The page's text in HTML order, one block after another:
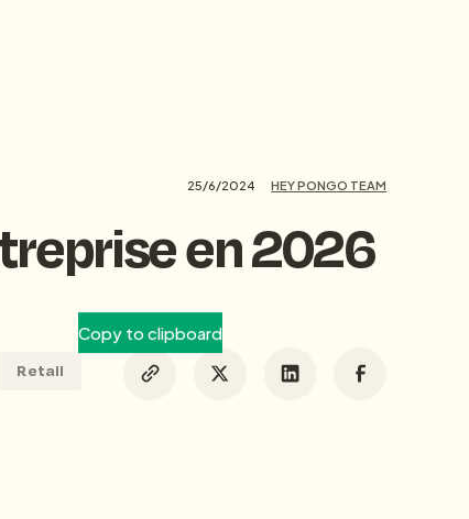
25/6/2024 HEY PONGO TEAM
en 2026
Retail
Copy to clipboard